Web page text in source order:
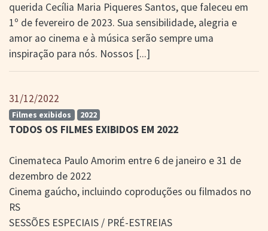
> FILMOGRAFIAS DE
CINEASTAS
> DISCOGRAFIAS
> BIBLIOGRAFIAS
CONTATO E
querida Cecília Maria Piqueres Santos, que faleceu em
1º de fevereiro de 2023. Sua sensibilidade, alegria e
amor ao cinema e à música serão sempre uma
inspiração para nós. Nossos [...]
31/12/2022
Filmes exibidos 2022
TODOS OS FILMES EXIBIDOS EM 2022
Cinemateca Paulo Amorim entre 6 de janeiro e 31 de
dezembro de 2022
Cinema gaúcho, incluindo coproduções ou filmados no
RS
SESSÕES ESPECIAIS / PRÉ-ESTREIAS